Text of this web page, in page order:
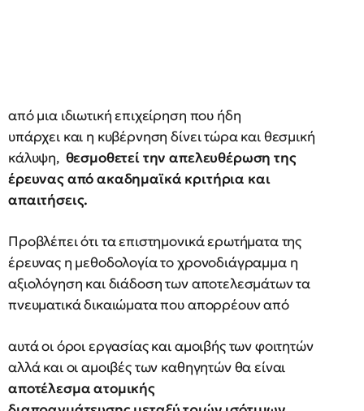
από μια ιδιωτική επιχείρηση που ήδη
υπάρχει και η κυβέρνηση δίνει τώρα και θεσμική
κάλυψη, θεσμοθετεί την απελευθέρωση της
έρευνας από ακαδημαϊκά κριτήρια και
απαιτήσεις.
Προβλέπει ότι τα επιστημονικά ερωτήματα της
έρευνας η μεθοδολογία το χρονοδιάγραμμα η
αξιολόγηση και διάδοση των αποτελεσμάτων τα
πνευματικά δικαιώματα που απορρέουν από
αυτά οι όροι εργασίας και αμοιβής των φοιτητών
αλλά και οι αμοιβές των καθηγητών θα είναι
αποτέλεσμα ατομικής